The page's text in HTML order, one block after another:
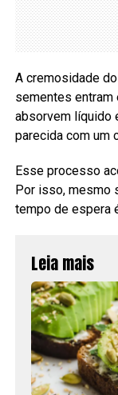
A cremosidade
sementes entram
absorvem líquido
parecida com um
Esse processo
Por isso, mesmo
tempo de espera
Leia mais